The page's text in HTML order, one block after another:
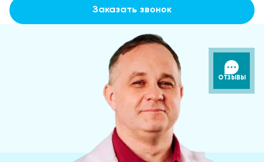
Заказать звонок
ОТЗЫВЫ